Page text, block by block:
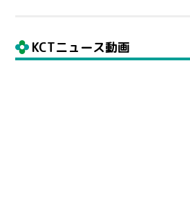
KCTニュース動画